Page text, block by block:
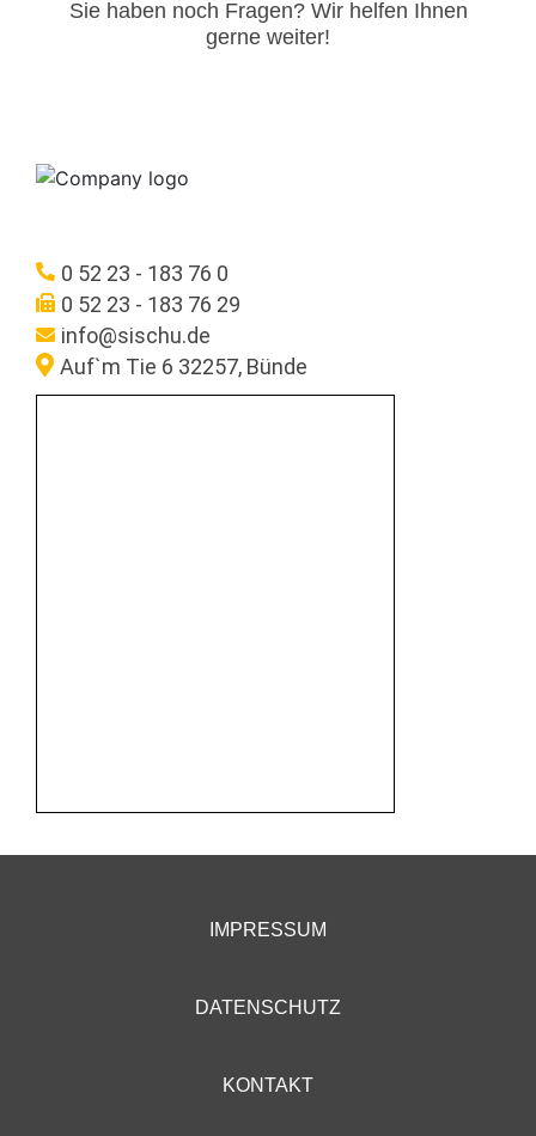
Sie haben noch Fragen? Wir helfen Ihnen
gerne weiter!​
0 52 23 - 183 76 0
0 52 23 - 183 76 29
info@sischu.de
Auf`m Tie 6 32257, Bünde
IMPRESSUM
DATENSCHUTZ
KONTAKT